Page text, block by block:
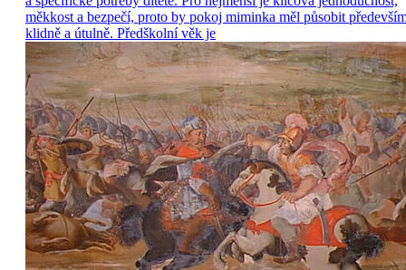
měkkost a bezpečí, proto by pokoj miminka měl působit
klidně a útulně. Předškolní věk je